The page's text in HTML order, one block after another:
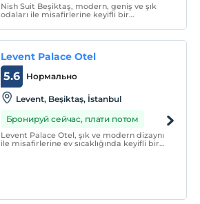
Nish Suit Beşiktaş, modern, geniş ve şık
odaları ile misafirlerine keyifli bir
Levent Palace Otel
Нормально
5.6
Levent, Beşiktaş, İstanbul
Бронируй сейчас, плати потом
Levent Palace Otel, şık ve modern dizaynı
ile misafirlerine ev sıcaklığında keyifli bir